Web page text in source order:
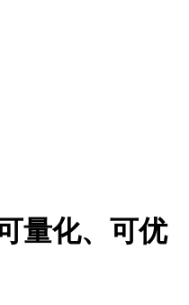
量化、可优